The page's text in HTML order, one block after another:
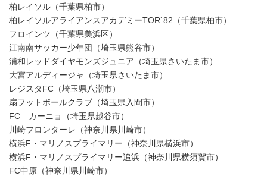
柏レイソル（千葉県柏市）
柏レイソルアライアンスアカデミーTOR`82（千葉県柏市）
フロインツ（千葉県美浜区）
江南南サッカー少年団（埼玉県熊谷市）
浦和レッドダイヤモンズジュニア（埼玉県さいたま市）
大宮アルディージャ（埼玉県さいたま市）
レジスタFC（埼玉県八潮市）
扇フットボールクラブ（埼玉県入間市）
FC カーニョ（埼玉県越谷市）
川崎フロンターレ（神奈川県川崎市）
横浜F・マリノスプライマリー（神奈川県横浜市）
横浜F・マリノスプライマリー追浜（神奈川県横須賀市）
FC中原（神奈川県川崎市）